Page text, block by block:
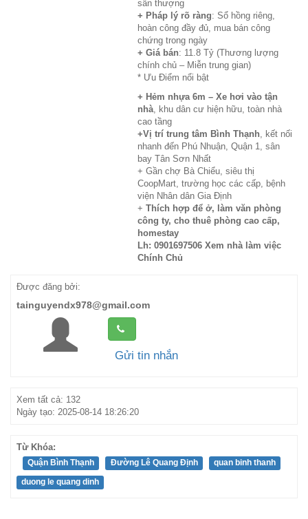
sân thượng
+ Pháp lý rõ ràng: Sổ hồng riêng,
hoàn công đầy đủ, mua bán công
chứng trong ngày
+ Giá bán: 11.8 Tỷ (Thương lượng
chính chủ – Miễn trung gian)
* Ưu Điểm nổi bật
+ Hẻm nhựa 6m – Xe hơi vào tận
nhà , khu dân cư hiện hữu, toàn nhà
cao tầng
+Vị trí trung tâm Bình Thạnh , kết nối
nhanh đến Phú Nhuận, Quận 1, sân
bay Tân Sơn Nhất
+ Gần chợ Bà Chiểu, siêu thị
CoopMart, trường học các cấp, bệnh
viện Nhân dân Gia Định
+ Thích hợp để ở, làm văn phòng
công ty, cho thuê phòng cao cấp,
homestay
Lh: 0901697506 Xem nhà làm việc
Chính Chủ
Được đăng bởi:
tainguyendx978@gmail.com
Gửi tin nhắn
Xem tất cả: 132
Ngày tạo: 2025-08-14 18:26:20
Từ Khóa:
Quận Bình Thạnh Đường Lê Quang Định
quan binh thanh
duong le quang dinh